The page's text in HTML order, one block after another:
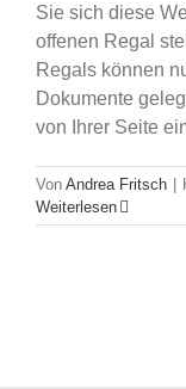
Sie sich diese
offenen Regal
Regals können
Dokumente
von Ihrer Seite
Von Andrea Fritsch
Weiterlesen